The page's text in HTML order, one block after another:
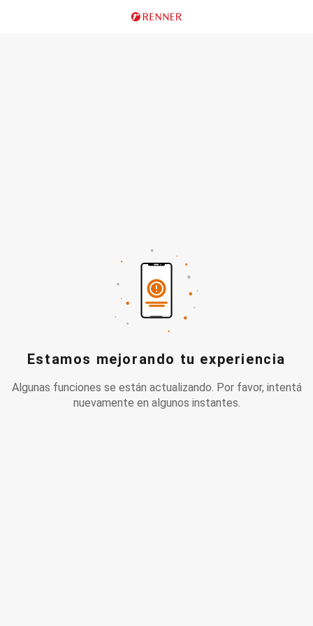
Estamos mejorando tu experiencia
Algunas funciones se están actualizando. Por favor, intentá
nuevamente en algunos instantes.